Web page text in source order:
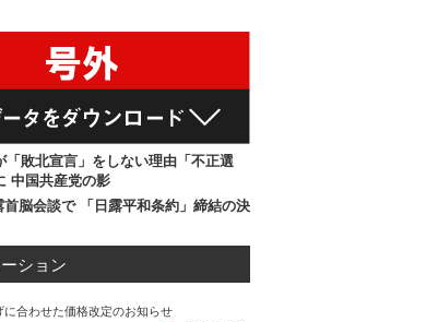
「敗北宣言」をしない理由「不正選
中国共産党の影
首脳会談で 「日露平和条約」締結の決
ション
合わせた価格改定のお知らせ